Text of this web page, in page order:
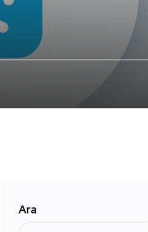
Ara